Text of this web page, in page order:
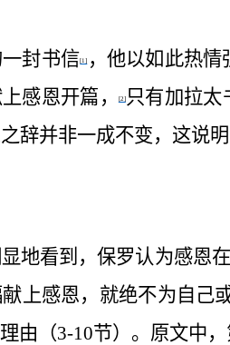
封书信[1]，他以如此热情
感恩开篇，[2]只有加拉太
辞并非一成不变，这说
地看到，保罗认为感恩
上感恩，就绝不为自己
由（3-10节）。原文中